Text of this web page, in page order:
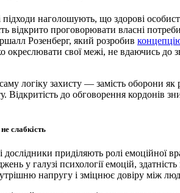
підходи наголошують, що здорові
відкрито проговорювати власні
Розенберг, який розробив
свої межі, не вдаючись до
логіку захисту — замість оборони як
Відкритість до обговорення кордонів
слабкість
приділяють ролі емоційної
у галузі психології емоцій,
напругу і зміцнює довіру між